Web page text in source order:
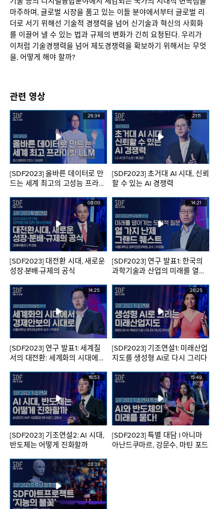
마주하며, 글로벌 시장을 품고 있는 이들 분야에서부터 글로벌 리
더로 서기 위해선 기술적 경쟁력을 넘어 신기술과 혁신의 사회화
를 이끌어 낼 수 있는 법과 규제의 변화가 긴히 요청된다. 우리가
이처럼 기술경쟁력을 넘어 제도경쟁력을 확보하기 위해서는 무엇
을, 어떻게 해야 할까?
관련 영상
26:34
[SDF2023] 올바른 데이터로 만
드는 세계 최고의 고성능 프라이
21:11
[SDF2023] 초거대 AI 시대, 신뢰
할 수 있는 AI 경쟁력
08:00
[SDF2023] 대전환 시대, 새로운
성장·분배·규제의 공식
14:21
[SDF2023] 연구 발표1: 한국의
과학기술과 산업의 미래를 열어
14:25
[SDF2023] 연구 발표1: 세계질
서의 대전환: 세계화의 시대에서
20:25
[SDF2023] 기조연설1: 미래산업
지도를 생성형 AI로 다시 그리다
16:53
[SDF2023] 기조연설2: AI 시대,
반도체는 어떻게 진화할까
15:49
[SDF2023] 특별 대담 l 아니마
아난드쿠마르, 강문수, 마틴 포드
03:38